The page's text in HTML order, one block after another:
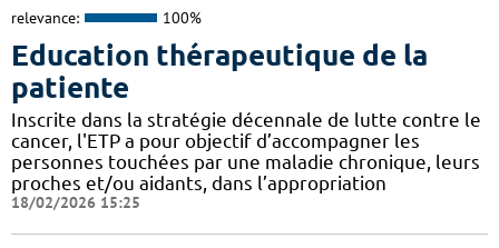
relevance: 100%
Education thérapeutique de la
patiente
Inscrite dans la stratégie décennale de lutte contre le
cancer, l'ETP a pour objectif d’accompagner les
personnes touchées par une maladie chronique, leurs
proches et/ou aidants, dans l’appropriation
18/02/2026 15:25